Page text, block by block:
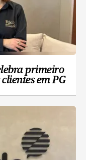
primeiro
em PG